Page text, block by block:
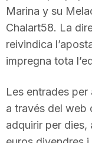
Marina y su
Chalart58. La
reivindica
impregna tota
Les entrades per
a través del web
adquirir per dies,